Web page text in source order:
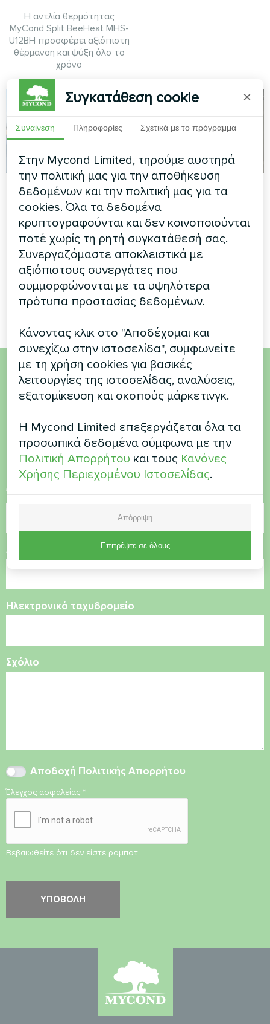
Η αντλία θερμότητας
MyCond Split BeeHeat MHS-
U12BH προσφέρει αξιόπιστη
θέρμανση και ψύξη όλο το
χρόνο
Εμπορική
εγκατάσταση
Σπονδυλωτή αντλία
θερμότητας σειράς MCU
Εξοχική κατοικία με
αντλίες θερμότητας
Mycond Split σειρά
BeeSmart
Οι αντλίες θερμότητας
MyCond Split της σειράς
BeeSmart παρέχουν βιώσιμη
θέρμανση και ψύξη
Θέλετε να αγοράσετε ή
Επικοινωνήστε μαζί μας και θα σας
βοηθήσουμε
Όνομα
Αριθμός τηλεφώνου
Ηλεκτρονικό ταχυδρομείο
Σχόλιο
Αποδοχή Πολιτικής Απορρήτου
Έλεγχος ασφαλείας *
Βεβαιωθείτε ότι δεν είστε ρομπότ.
Συγκατάθεση cookie ×
Συναίνεση Πληροφορίες Σχετικά με το πρόγραμμα
Στην Mycond Limited, τηρούμε αυστηρά
την πολιτική μας για την αποθήκευση
δεδομένων και την πολιτική μας για τα
cookies. Όλα τα δεδομένα
κρυπτογραφούνται και δεν κοινοποιούνται
ποτέ χωρίς τη ρητή συγκατάθεσή σας.
Συνεργαζόμαστε αποκλειστικά με
αξιόπιστους συνεργάτες που
συμμορφώνονται με τα υψηλότερα
πρότυπα προστασίας δεδομένων.
Κάνοντας κλικ στο "Αποδέχομαι και
συνεχίζω στην ιστοσελίδα", συμφωνείτε
με τη χρήση cookies για βασικές
λειτουργίες της ιστοσελίδας, αναλύσεις,
εξατομίκευση και σκοπούς μάρκετινγκ.
Η Mycond Limited επεξεργάζεται όλα τα
προσωπικά δεδομένα σύμφωνα με την
Πολιτική Απορρήτου και τους Κανόνες
Χρήσης Περιεχομένου Ιστοσελίδας.
Απόρριψη
Επιτρέψτε σε όλους